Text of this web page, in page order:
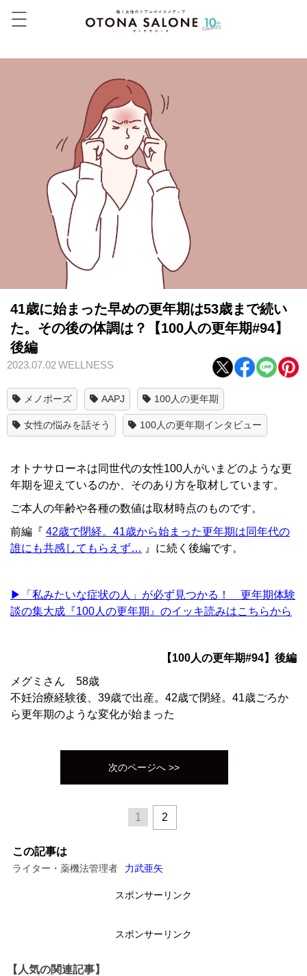
41歳に始まった早めの更年期は53歳まで続い
た。その後の体調は？【100人の更年期#94】
後編
2023.07.02WELLNESS
メノポーズ AAPJ 100人の更年期
女性の悩みを話そう 100人の更年期インタビュー
オトナサローネは同世代の女性100人がいまどのような更
年期を迎えているのか、そのあり方を取材しています。
ご本人の年齢や各種の数値は取材時点のものです。
前編『 42歳で閉経。41歳から始まった更年期は同年代の
誰にも共感してもらえず… 』に続く後編です。
▶「私みたいな症状の人」が必ず見つかる！ 更年期体験
談の集大成『100人の更年期』のイッキ読みはこちらから
【100人の更年期#94】後編
メグミさん 58歳
不妊治療経験後、39歳で出産。42歳で閉経。41歳ごろか
ら更年期のような変化が始まった
次のページへ >>
1 2
この記事は
ライター・薬機法管理者 力武亜矢
スポンサーリンク
スポンサーリンク
【人気の関連記事】